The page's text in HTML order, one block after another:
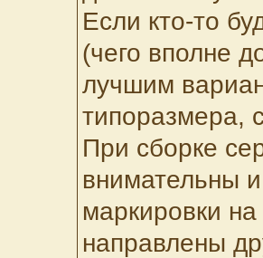
Если кто-то
(чего вполне
лучшим
типоразмера,
При сборке
внимательны
маркировки
направлены